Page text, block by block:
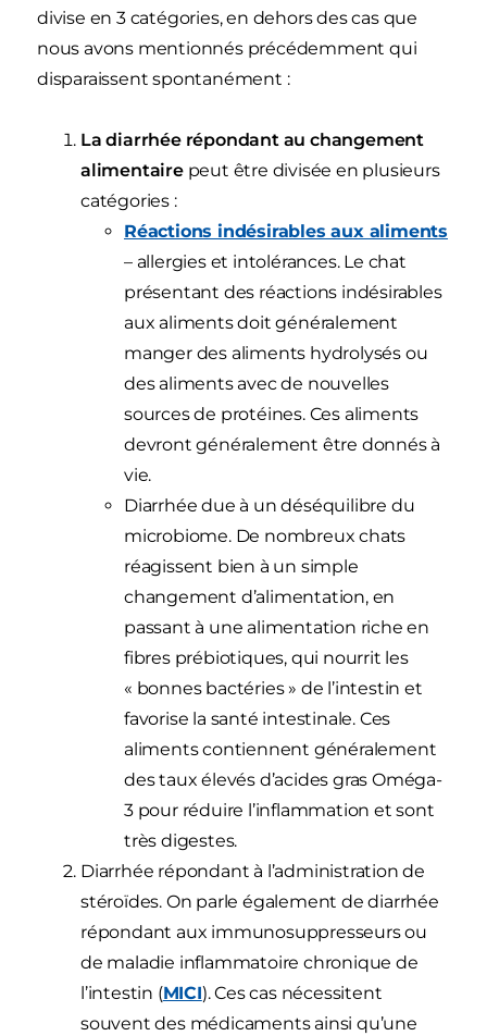
divise en 3 catégories, en dehors des cas que
nous avons mentionnés précédemment qui
disparaissent spontanément :
La diarrhée répondant au changement
alimentairepeut être divisée en plusieurs
catégories :
Réactions indésirables aux aliments
– allergies et intolérances. Le chat
présentant des réactions indésirables
aux aliments doit généralement
manger des aliments hydrolysés ou
des aliments avec de nouvelles
sources de protéines. Ces aliments
devront généralement être donnés à
vie.
Diarrhée due à un déséquilibre du
microbiome. De nombreux chats
réagissent bien à un simple
changement d’alimentation, en
passant à une alimentation riche en
fibres prébiotiques, qui nourrit les
« bonnes bactéries » de l’intestin et
favorise la santé intestinale. Ces
aliments contiennent généralement
des taux élevés d’acides gras Oméga-
3 pour réduire l’inflammation et sont
très digestes.
Diarrhée répondant à l’administration de
stéroïdes. On parle également de diarrhée
répondant aux immunosuppresseurs ou
de maladie inflammatoire chronique de
l’intestin (MICI). Ces cas nécessitent
souvent des médicaments ainsi qu’une